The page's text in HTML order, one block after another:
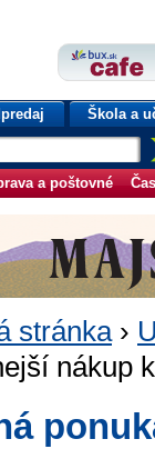
Škola a
a poštovné
stránka›
nákup